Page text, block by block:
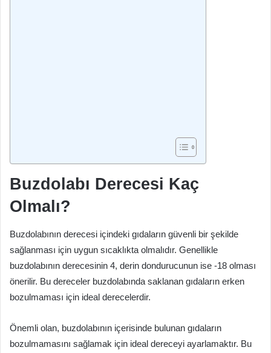
Buzdolabı Derecesi Kaç
Olmalı?
Buzdolabının derecesi içindeki gıdaların güvenli bir şekilde
sağlanması için uygun sıcaklıkta olmalıdır. Genellikle
buzdolabının derecesinin 4, derin dondurucunun ise -18 olması
önerilir. Bu dereceler buzdolabında saklanan gıdaların erken
bozulmaması için ideal derecelerdir.
Önemli olan, buzdolabının içerisinde bulunan gıdaların
bozulmamasını sağlamak için ideal dereceyi ayarlamaktır. Bu